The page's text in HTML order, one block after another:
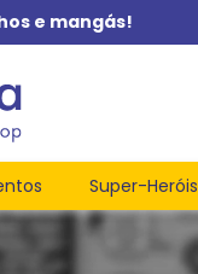
e mangás!
Super-Heróis